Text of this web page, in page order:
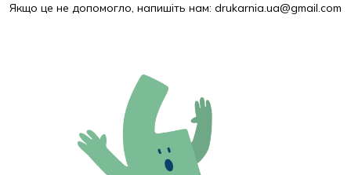
Якщо це не допомогло, напишіть нам: drukarnia.ua@gmail.com